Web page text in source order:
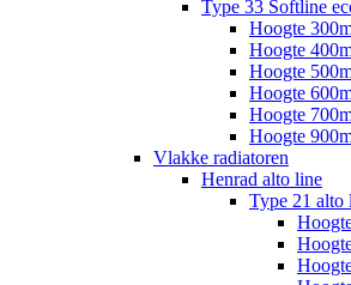
Type 33 Softline
Hoogte
Hoogte
Hoogte
Hoogte
Hoogte
Hoogte
Vlakke radiatoren
Henrad alto line
Type 21 alto